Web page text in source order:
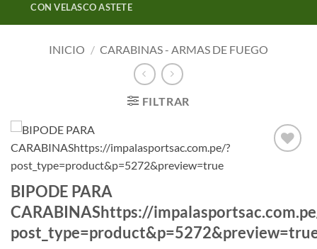
CON VELASCO ASTETE
INICIO / CARABINAS - ARMAS DE FUEGO
FILTRAR
deseos
BIPODE PARA
CARABINAShttps://